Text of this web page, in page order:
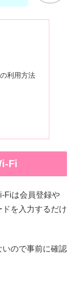
利用方法
Fi
Fiは会員登録や
を入力するだけ
ので事前に確認